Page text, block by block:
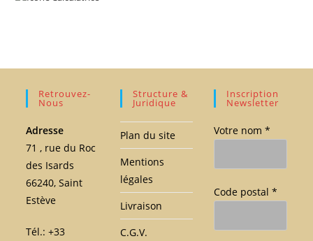
Retrouvez-
Nous
Adresse
71 , rue du Roc
des Isards
66240, Saint
Estève
Tél.: +33
Structure &
Juridique
Plan du site
Mentions
légales
Livraison
C.G.V.
Inscription
Newsletter
Votre nom *
Code postal *